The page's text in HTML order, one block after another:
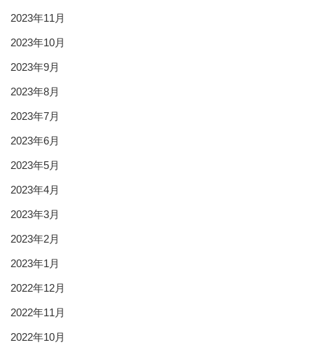
2023年11月
2023年10月
2023年9月
2023年8月
2023年7月
2023年6月
2023年5月
2023年4月
2023年3月
2023年2月
2023年1月
2022年12月
2022年11月
2022年10月